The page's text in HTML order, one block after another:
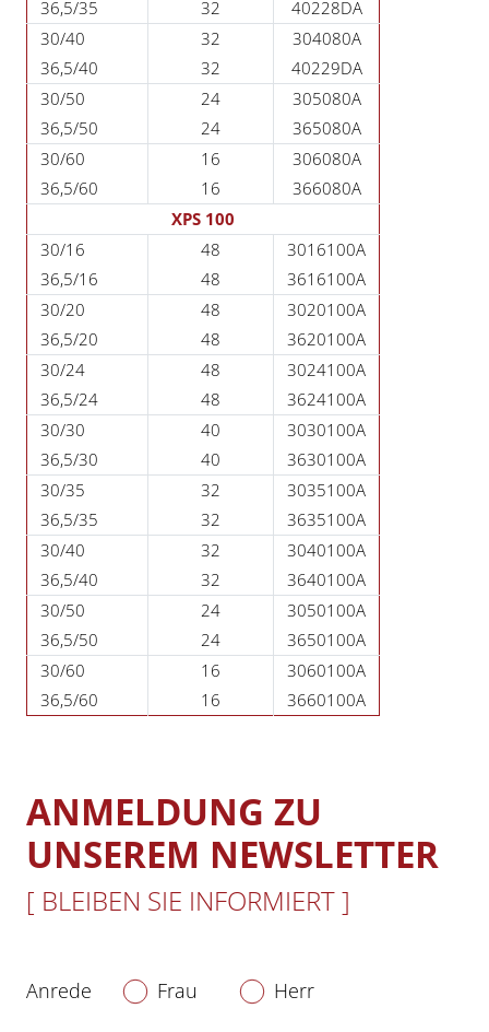
36,5/35 32
40228DA
30/40
32
304080A
36,5/40
32
40229DA
30/50
24
305080A
36,5/50
24
365080A
30/60
16
306080A
36,5/60
16
366080A
XPS 100
30/16
48
3016100A
36,5/16
48
3616100A
30/20
48
3020100A
36,5/20
48
3620100A
30/24
48
3024100A
36,5/24
48
3624100A
30/30
40
3030100A
36,5/30
40
3630100A
30/35
32
3035100A
36,5/35
32
3635100A
30/40
32
3040100A
36,5/40
32
3640100A
30/50
24
3050100A
36,5/50
24
3650100A
30/60
16
3060100A
36,5/60
16 3660100A
ANMELDUNG ZU
UNSEREM NEWSLETTER
[ BLEIBEN SIE INFORMIERT ]
Anrede Frau Herr